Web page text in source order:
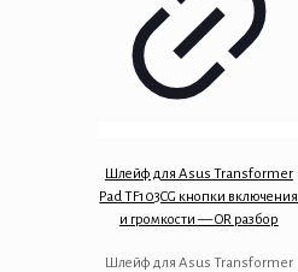
Шлейф для Asus Transformer
Pad TF103CG кнопки включения
и громкости — OR разбор
Шлейф для Asus Transformer